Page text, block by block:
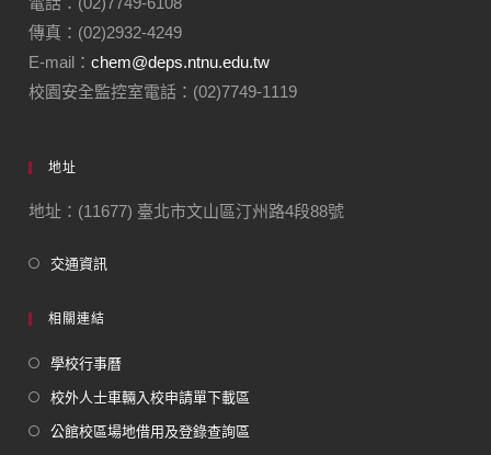
傳真：(02)2932-4249
E-mail：chem@deps.ntnu.edu.tw
校園安全監控室電話：(02)7749-1119
地址
地址：(11677) 臺北市文山區汀州路4段88號
交通資訊
相關連結
學校行事曆
校外人士車輛入校申請單下載區
公館校區場地借用及登錄查詢區